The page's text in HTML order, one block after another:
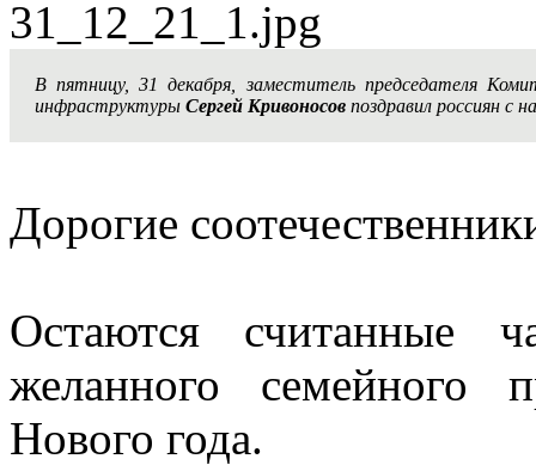
В пятницу, 31 декабря, заместитель председателя
инфраструктуры Сергей Кривоносов поздравил россиян
Дорогие
Остаются считанные
желанного семейного
Нового года.